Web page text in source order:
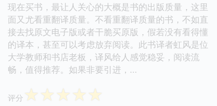
现在买书，最让人关心的大概是书的出版质量，这里
面又尤看重翻译质量。不看重翻译质量的书，不如直
接去找原文电子版或者干脆买原版，假若没有看得懂
的译本，甚至可以考虑放弃阅读。此书译者虹风是位
大学教师和书店老板，译风给人感觉稳妥，阅读流
畅，值得推荐。如果非要引进，...
评分 ☆☆☆☆☆